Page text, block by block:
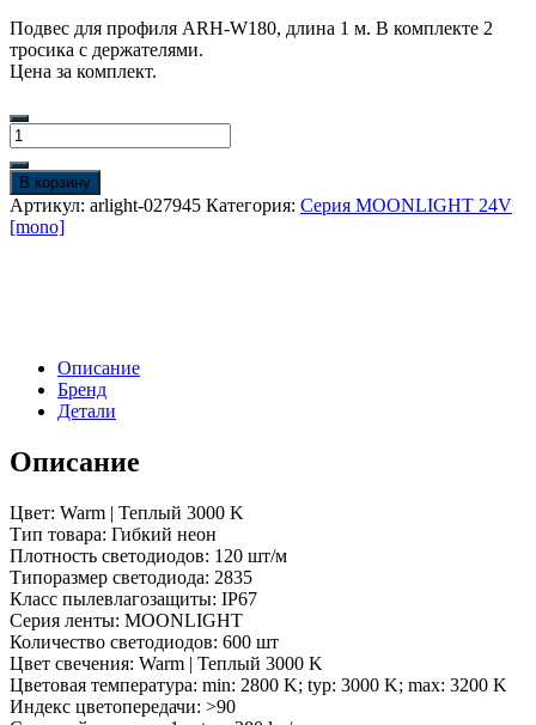
Подвес для профиля ARH-W180, длина 1 м. В комплекте 2
тросика с держателями.
Цена за комплект.
Количество
товара
Герметичная
лента
MOONLIGHT-
5000S-
(6х12mm,
10W,
IP67)
Вывод
кабеля
В корзину
Артикул: arlight-027945 Категория: Серия MOONLIGHT 24V
[mono]
Описание
Бренд
Детали
Описание
Цвет: Warm | Теплый 3000 K
Тип товара: Гибкий неон
Плотность светодиодов: 120 шт/м
Типоразмер светодиода: 2835
Класс пылевлагозащиты: IP67
Серия ленты: MOONLIGHT
Количество светодиодов: 600 шт
Цвет свечения: Warm | Теплый 3000 K
Цветовая температура: min: 2800 K; typ: 3000 K; max: 3200 K
Индекс цветопередачи: >90